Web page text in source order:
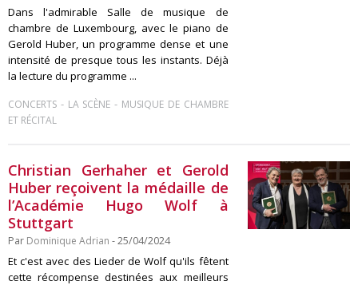
Dans l'admirable Salle de musique de
chambre de Luxembourg, avec le piano de
Gerold Huber, un programme dense et une
intensité de presque tous les instants. Déjà
la lecture du programme ...
CONCERTS - LA SCÈNE - MUSIQUE DE CHAMBRE
ET RÉCITAL
Christian Gerhaher et Gerold
Huber reçoivent la médaille de
l’Académie Hugo Wolf à
Stuttgart
Par Dominique Adrian - 25/04/2024
Et c'est avec des Lieder de Wolf qu'ils fêtent
cette récompense destinées aux meilleurs